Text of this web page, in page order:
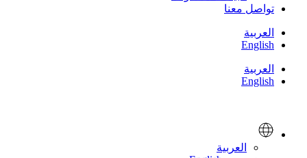
تواصل معنا
العربية
English
العربية
English
العربية